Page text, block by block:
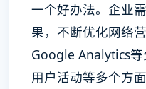
一个好办法。企业
果，不断优化网络
Google Analytics等
用户活动等多个方